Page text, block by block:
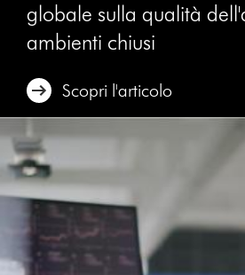
globale sulla qualità
ambienti chiusi
Scopri l'articolo